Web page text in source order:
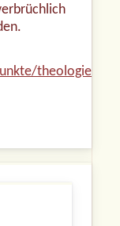
theologie/